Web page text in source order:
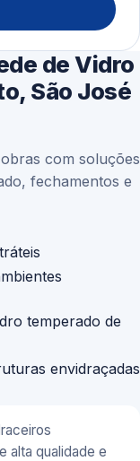
de Vidro
São José
com soluções
fechamentos e
temperado de
envidraçadas
alta qualidade e